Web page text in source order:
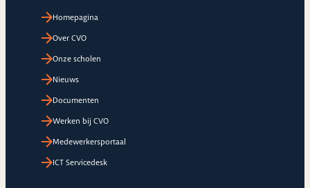
Homepagina
Over CVO
Onze scholen
Nieuws
Documenten
Werken bij CVO
Medewerkersportaal
ICT Servicedesk